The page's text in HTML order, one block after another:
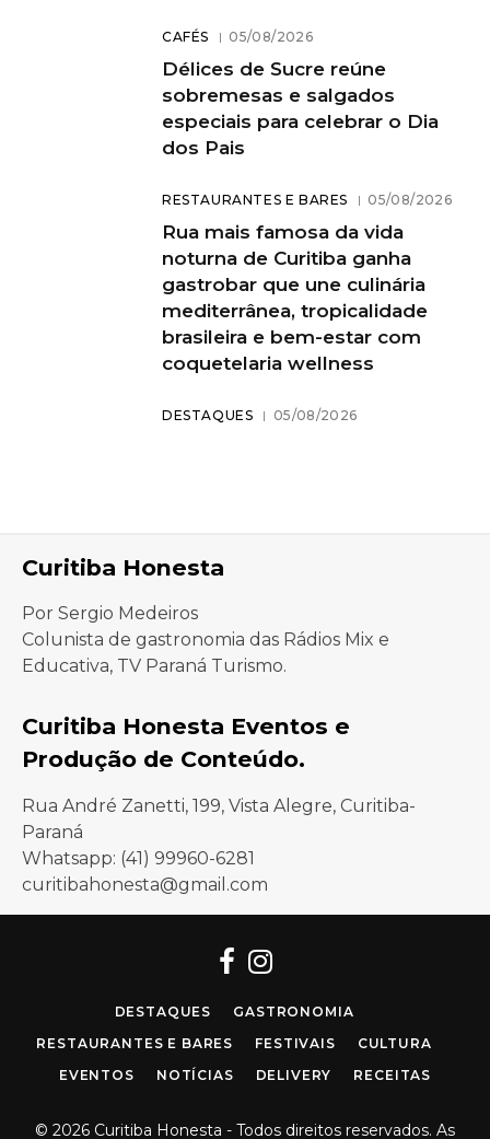
CAFÉS 05/08/2026
Délices de Sucre reúne
sobremesas e salgados
especiais para celebrar o Dia
dos Pais
RESTAURANTES E BARES 05/08/2026
Rua mais famosa da vida
noturna de Curitiba ganha
gastrobar que une culinária
mediterrânea, tropicalidade
brasileira e bem-estar com
coquetelaria wellness
DESTAQUES 05/08/2026
Curitiba Honesta
Por Sergio Medeiros
Colunista de gastronomia das Rádios Mix e
Educativa, TV Paraná Turismo.
Curitiba Honesta Eventos e
Produção de Conteúdo.
Rua André Zanetti, 199, Vista Alegre, Curitiba-
Paraná
Whatsapp: (41) 99960-6281
curitibahonesta@gmail.com
Facebook
Instagram
DESTAQUES
GASTRONOMIA
RESTAURANTES E BARES
FESTIVAIS
CULTURA
EVENTOS
NOTÍCIAS DELIVERY RECEITAS
© 2026 Curitiba Honesta - Todos direitos reservados. As